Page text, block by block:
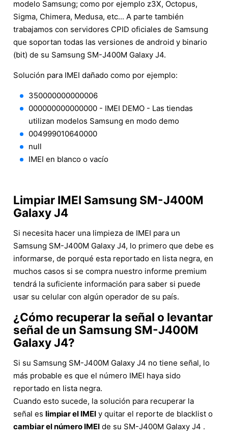
modelo Samsung; como por ejemplo z3X, Octopus,
Sigma, Chimera, Medusa, etc... A parte también
trabajamos con servidores CPID oficiales de Samsung
que soportan todas las versiones de android y binario
(bit) de su Samsung SM-J400M Galaxy J4.
Solución para IMEI dañado como por ejemplo:
350000000000006
000000000000000 - IMEI DEMO - Las tiendas
utilizan modelos Samsung en modo demo
004999010640000
null
IMEI en blanco o vacío
Limpiar IMEI Samsung SM-J400M
Galaxy J4
Si necesita hacer una limpieza de IMEI para un
Samsung SM-J400M Galaxy J4, lo primero que debe es
informarse, de porqué esta reportado en lista negra, en
muchos casos si se compra nuestro informe premium
tendrá la suficiente información para saber si puede
usar su celular con algún operador de su país.
¿Cómo recuperar la señal o levantar
señal de un Samsung SM-J400M
Galaxy J4?
Si su Samsung SM-J400M Galaxy J4 no tiene señal, lo
más probable es que el número IMEI haya sido
reportado en lista negra.
Cuando esto sucede, la solución para recuperar la
señal es limpiar el IMEI y quitar el reporte de blacklist o
cambiar el número IMEI de su SM-J400M Galaxy J4 .